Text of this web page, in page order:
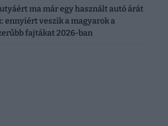
ma már egy használt autó árát
ennyiért veszik a magyarok a
fajtákat 2026-ban